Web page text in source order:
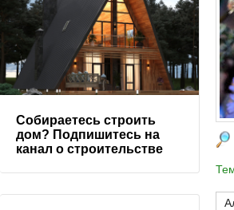
Собираетесь строить
дом? Подпишитесь на
канал о строительстве